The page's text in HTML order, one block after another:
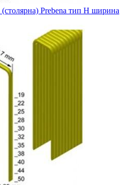
(столярна) Prebena тип H ширина